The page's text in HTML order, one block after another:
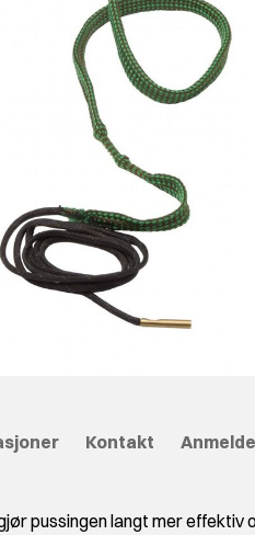
Kontakt
pussingen langt mer effektiv